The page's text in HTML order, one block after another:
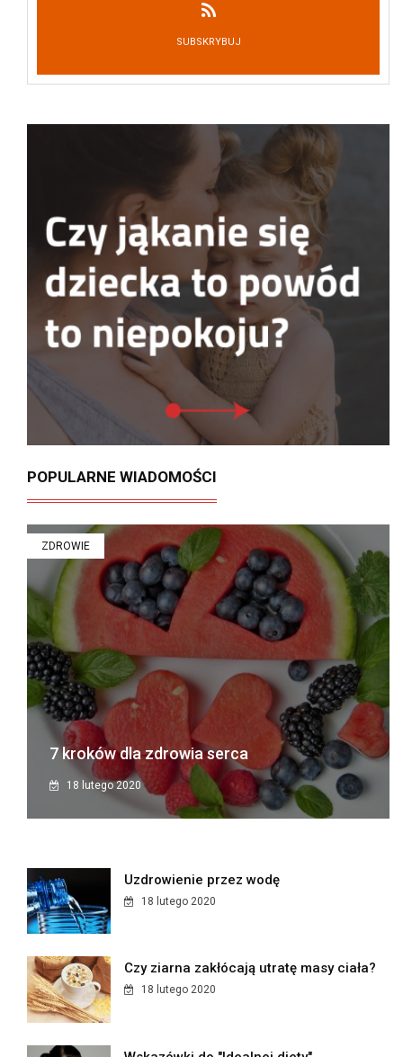
SUBSKRYBUJ
POPULARNE WIADOMOŚCI
ZDROWIE
7 kroków dla zdrowia serca
18 lutego 2020
Uzdrowienie przez wodę
18 lutego 2020
Czy ziarna zakłócają utratę masy ciała?
18 lutego 2020